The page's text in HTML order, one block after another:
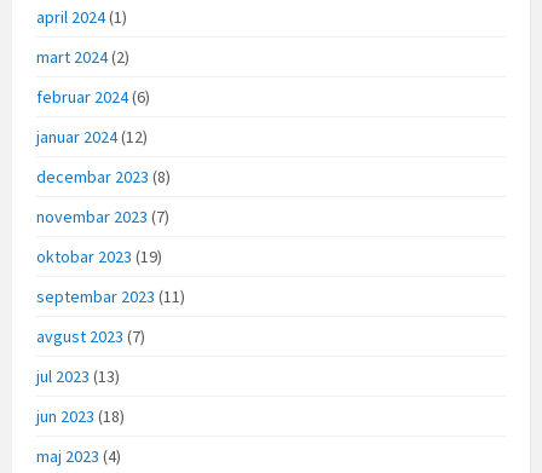
april 2024(1)
mart 2024(2)
februar 2024(6)
januar 2024(12)
decembar 2023 (8)
novembar 2023 (7)
oktobar 2023 (19)
septembar 2023 (11)
avgust 2023 (7)
jul 2023 (13)
jun 2023 (18)
maj 2023 (4)